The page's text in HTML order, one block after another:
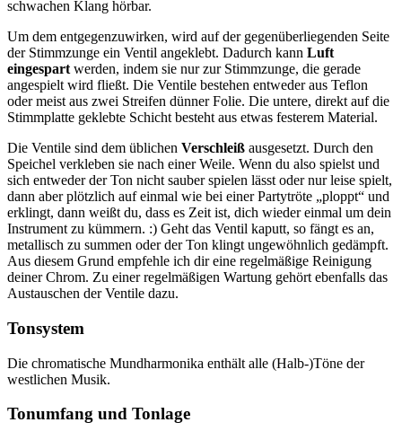
schwachen Klang hörbar.
Um dem entgegenzuwirken, wird auf der gegenüberliegenden Seite
der Stimmzunge ein Ventil angeklebt. Dadurch kann Luft
eingespart werden, indem sie nur zur Stimmzunge, die gerade
angespielt wird fließt. Die Ventile bestehen entweder aus Teflon
oder meist aus zwei Streifen dünner Folie. Die untere, direkt auf die
Stimmplatte geklebte Schicht besteht aus etwas festerem Material.
Die Ventile sind dem üblichen Verschleiß ausgesetzt. Durch den
Speichel verkleben sie nach einer Weile. Wenn du also spielst und
sich entweder der Ton nicht sauber spielen lässt oder nur leise spielt,
dann aber plötzlich auf einmal wie bei einer Partytröte „ploppt“ und
erklingt, dann weißt du, dass es Zeit ist, dich wieder einmal um dein
Instrument zu kümmern. :) Geht das Ventil kaputt, so fängt es an,
metallisch zu summen oder der Ton klingt ungewöhnlich gedämpft.
Aus diesem Grund empfehle ich dir eine regelmäßige Reinigung
deiner Chrom. Zu einer regelmäßigen Wartung gehört ebenfalls das
Austauschen der Ventile dazu.
Tonsystem
Die chromatische Mundharmonika enthält alle (Halb-)Töne der
westlichen Musik.
Tonumfang und Tonlage